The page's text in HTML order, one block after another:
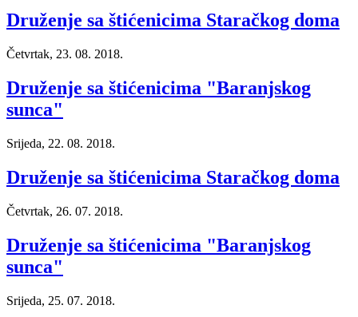
Druženje sa štićenicima Staračkog doma
Četvrtak, 23. 08. 2018.
Druženje sa štićenicima "Baranjskog
sunca"
Srijeda, 22. 08. 2018.
Druženje sa štićenicima Staračkog doma
Četvrtak, 26. 07. 2018.
Druženje sa štićenicima "Baranjskog
sunca"
Srijeda, 25. 07. 2018.